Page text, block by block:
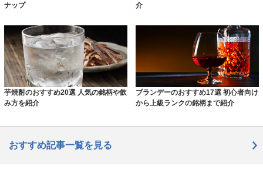
ナップ
介
芋焼酎のおすすめ20選 人気の銘柄や飲
み方を紹介
ブランデーのおすすめ17選 初心者向け
から上級ランクの銘柄まで紹介
おすすめ記事一覧を見る